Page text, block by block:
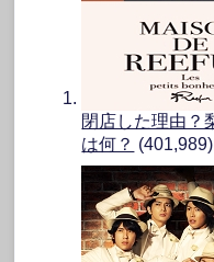
閉店した理由？
は何？ (401,989)